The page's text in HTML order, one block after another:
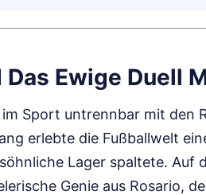
Ewige Duell
Sport untrennbar mit den
erlebte die Fußballwelt
Lager spaltete. Auf
Genie aus Rosario,